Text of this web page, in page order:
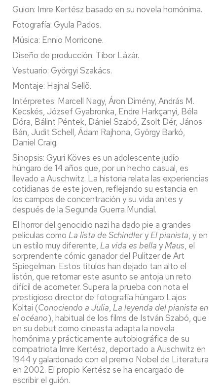
Guion: Imre Kertész basado en su novela homónima.
Fotografía: Gyula Pados.
Música: Ennio Morricone.
Diseño de producción: Tibor Lázár.
Vestuario: Györgyi Szakács.
Montaje: Hajnal Sellõ.
Intérpretes: Marcell Nagy, Áron Dimény, András M.
Kecskés, József Gyabronka, Endre Harkçanyi, Béla
Dóra, Bálint Péntek, Dániel Szabó, Zsolt Dér, János
Bán, Judit Schell, Ádam Rajhona, György Barkó,
Daniel Craig.
Sinopsis: Gyuri Köves es un adolescente judío
húngaro de 14 años que, por un hecho casual, es
llevado a Auschwitz. La historia relata las experiencias
cotidianas de este joven, reflejando su estancia en
los campos de concentración y su vida antes y
después de la Segunda Guerra Mundial.
El horror del genocidio nazi ha dado pie a grandes
películas como La lista de SchindleryEl pianista, y en
un estilo muy diferente, La vida es bella yMaus, el
sorprendente cómic ganador del Pulitzer de Art
Spiegelman. Estos títulos han dejado tan alto el
listón, que retomar este asunto se antoja un reto
difícil de acometer. Supera la prueba con nota el
prestigioso director de fotografía húngaro Lajos
Koltai (Conociendo a Julia, La leyenda del pianista en
el océano), habitual de los films de István Szabó, que
en su debut como cineasta adapta la novela
homónima y prácticamente autobiográfica de su
compatriota Imre Kertész, deportado a Auschwitz en
1944 y galardonado con el premio Nobel de Literatura
en 2002. El propio Kertész se ha encargado de
escribir el guión.